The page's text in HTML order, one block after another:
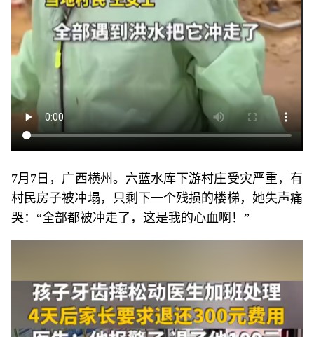
7月7日，广西横州。六蓝水库下游村庄受灾严重，有
村民房子被冲塌，只剩下一个残损的楼梯，她失声痛
哭：“全部都被冲走了，这是我的心血啊！”